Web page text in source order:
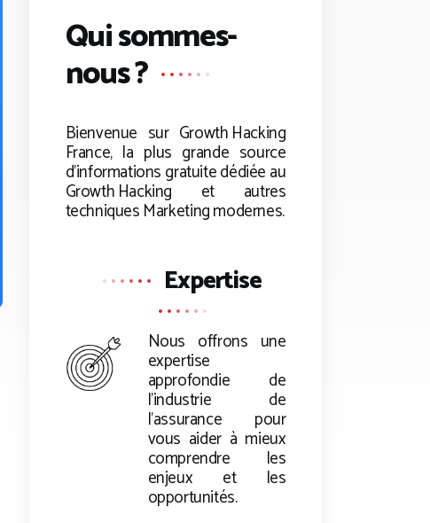
Qui sommes-
nous ?
Bienvenue sur Growth Hacking
France, la plus grande source
d’informations gratuite dédiée au
Growth Hacking et autres
techniques Marketing modernes.
Expertise
Nous offrons une
expertise
approfondie de
l’industrie de
l’assurance pour
vous aider à mieux
comprendre les
enjeux et les
opportunités.